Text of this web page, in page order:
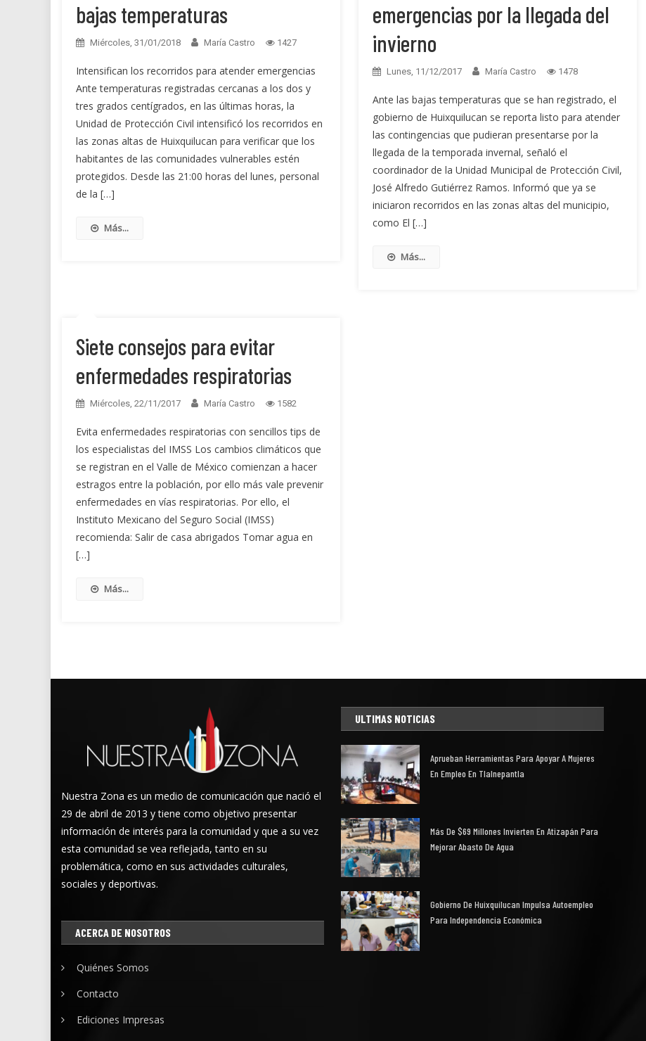
bajas temperaturas
Miércoles, 31/01/2018 María Castro 1427
Intensifican los recorridos para atender emergencias
Ante temperaturas registradas cercanas a los dos y
tres grados centígrados, en las últimas horas, la
Unidad de Protección Civil intensificó los recorridos en
las zonas altas de Huixquilucan para verificar que los
habitantes de las comunidades vulnerables estén
protegidos. Desde las 21:00 horas del lunes, personal
de la […]
Más...
emergencias por la llegada del
invierno
Lunes, 11/12/2017 María Castro 1478
Ante las bajas temperaturas que se han registrado, el
gobierno de Huixquilucan se reporta listo para atender
las contingencias que pudieran presentarse por la
llegada de la temporada invernal, señaló el
coordinador de la Unidad Municipal de Protección Civil,
José Alfredo Gutiérrez Ramos. Informó que ya se
iniciaron recorridos en las zonas altas del municipio,
como El […]
Más...
Siete consejos para evitar
enfermedades respiratorias
Miércoles, 22/11/2017 María Castro 1582
Evita enfermedades respiratorias con sencillos tips de
los especialistas del IMSS Los cambios climáticos que
se registran en el Valle de México comienzan a hacer
estragos entre la población, por ello más vale prevenir
enfermedades en vías respiratorias. Por ello, el
Instituto Mexicano del Seguro Social (IMSS)
recomienda: Salir de casa abrigados Tomar agua en
[…]
Más...
Nuestra Zona es un medio de comunicación que nació el
29 de abril de 2013 y tiene como objetivo presentar
información de interés para la comunidad y que a su vez
esta comunidad se vea reflejada, tanto en su
problemática, como en sus actividades culturales,
sociales y deportivas.
ACERCA DE NOSOTROS
Quiénes Somos
Contacto
Ediciones Impresas
ULTIMAS NOTICIAS
Aprueban Herramientas Para Apoyar A Mujeres
En Empleo En Tlalnepantla
Más De $69 Millones Invierten En Atizapán Para
Mejorar Abasto De Agua
Gobierno De Huixquilucan Impulsa Autoempleo
Para Independencia Económica